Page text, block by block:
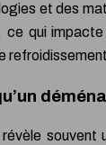
et des
ce qui
révèle souvent